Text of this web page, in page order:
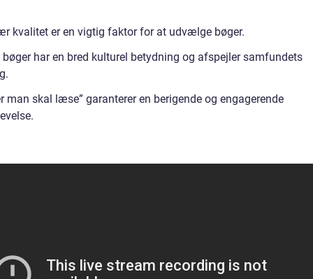
kvalitet er en vigtig faktor for at udvælge bøger.
har en bred kulturel betydning og afspejler samfundets
man skal læse” garanterer en berigende og engagerende